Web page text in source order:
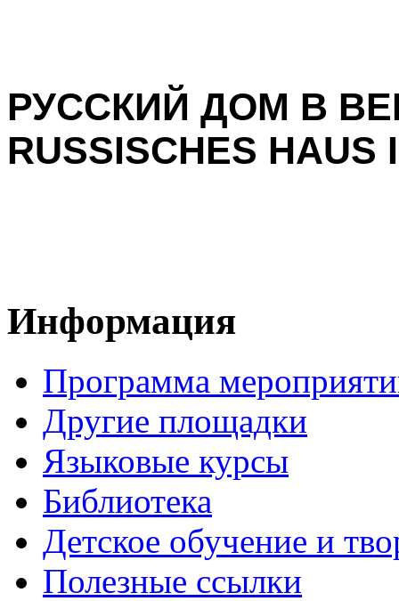
РУССКИЙ ДОМ В
RUSSISCHES HAUS
Информация
Программа
Другие площадки
Языковые курсы
Библиотека
Детское обучение и
Полезные ссылки